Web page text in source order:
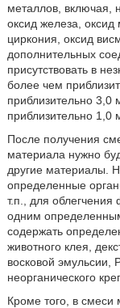
металлов, включая,
оксид железа, оксид
циркония, оксид
дополнительных
присутствовать в
более чем
приблизительно
приблизительно 1,0
После получения
материала нужно
другие материалы.
определенные
т.п., для
одним
содержать
животного клея,
восковой эмульсии,
неорганического
Кроме того, в смеси